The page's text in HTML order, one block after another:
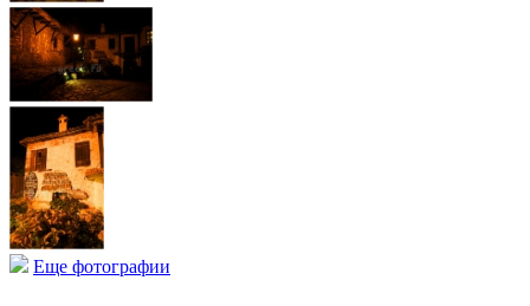
Еще фотографии